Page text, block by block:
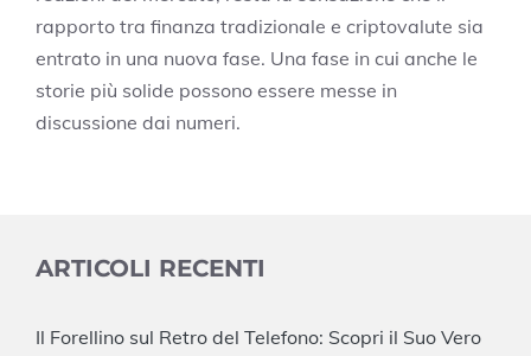
rapporto tra finanza tradizionale e criptovalute sia
entrato in una nuova fase. Una fase in cui anche le
storie più solide possono essere messe in
discussione dai numeri.
ARTICOLI RECENTI
Il Forellino sul Retro del Telefono: Scopri il Suo Vero